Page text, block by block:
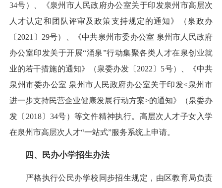
34号）、《泉州市人民政府办公室关于印发泉州市高层次
人才认定和团队评审及政策支持规定的通知》（泉政办
〔2021〕29号）、《中共泉州市委办公室 泉州市人民政府
办公室印发关于开展“涌泉”行动集聚各类人才在泉创业就
业的若干措施的通知》（泉委办发〔2022〕5号）、《中共
泉州市委办公室 泉州市人民政府办公室关于印发<泉州市
进一步支持民营企业健康发展行动方案>的通知》（泉委办
发〔2018〕34号）等文件精神执行。高层次人才子女入学
在泉州市高层次人才“一站式”服务系统上申请。
四、民办小学招生办法
严格执行公民办学校同步招生规定，由区教育局负责